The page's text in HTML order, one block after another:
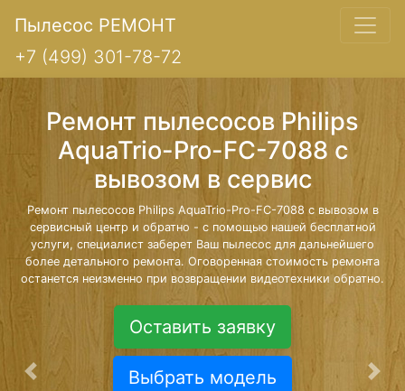
Пылесос РЕМОНТ
+7 (499) 301-78-72
Ремонт пылесосов Philips
AquaTrio-Pro-FC-7088 с
вывозом в сервис
Ремонт пылесосов Philips AquaTrio-Pro-FC-7088 с вывозом в
сервисный центр и обратно - с помощью нашей бесплатной
услуги, специалист заберет Ваш пылесос для дальнейшего
более детального ремонта. Оговоренная стоимость ремонта
останется неизменно при возвращении видеотехники обратно.
Оставить заявку
Выбрать модель
Предыдущая